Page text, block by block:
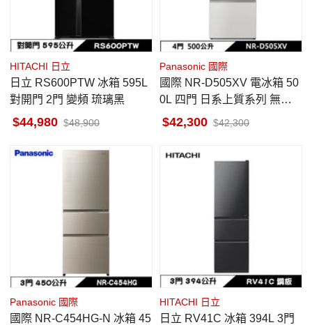
HITACHI 日立
日立 RS600PTW 冰箱 595L
對開門 2門 變頻 琉璃黑
44,980 48,900
Panasonic 國際
國際 NR-D505XV 電冰箱 50
0L 四門 日系上質系列 無邊
框絲絨鋼板 雪霧白
42,300 42,300
Panasonic 國際
國際 NR-C454HG-N 冰箱 45
HITACHI 日立
日立 RV41C 冰箱 394L 3門